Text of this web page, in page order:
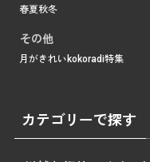
春夏秋冬
その他
月がきれい kokoradi特集
カテゴリーで探す